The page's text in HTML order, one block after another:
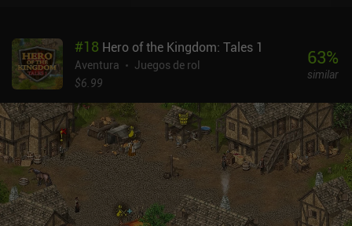
incluso habilidades que debemos desbloquear primero. Lo que me
gusta de esta secuela es que no tenemos que aprender todas las
habilidades por nuestra cuenta y, en su lugar, tenemos que
específicas como la caza o los combates intensos. Por desgracia,
el principal problema de la serie no se ha solucionado, por lo que el
mundo sigue lleno de objetos diminutos difíciles de distinguir en la
pantalla de un móvil. Pero si has disfrutado de la serie hasta
ahora, ya deberías estar acostumbrado. Héroe del Reino: Tales 2
cuesta actualmente 5,99 $, pero su precio varía con frecuencia, y a
menudo también se ofrece gratis. A pesar de ser ligeramente
#18 Hero of the Kingdom: Tales 1
Aventura
Juegos de rol
$6.99
63%
similar